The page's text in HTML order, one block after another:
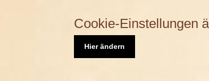
Cookie-Einstellungen
Hier ändern